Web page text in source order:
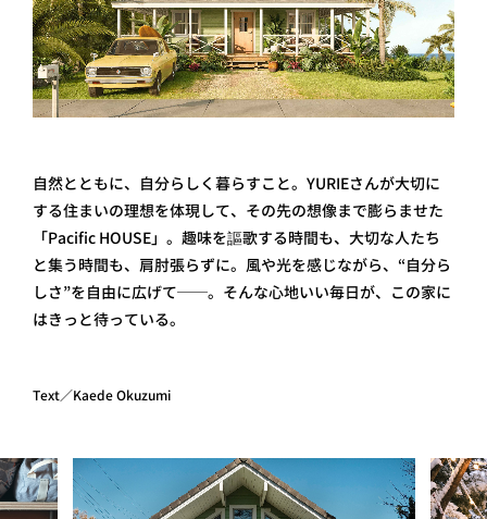
自然とともに、自分らしく暮らすこと。YURIEさんが大切に
する住まいの理想を体現して、その先の想像まで膨らませた
「Pacific HOUSE」。趣味を謳歌する時間も、大切な人たち
と集う時間も、肩肘張らずに。風や光を感じながら、“自分ら
しさ”を自由に広げて──。そんな心地いい毎日が、この家に
はきっと待っている。
Text／Kaede Okuzumi